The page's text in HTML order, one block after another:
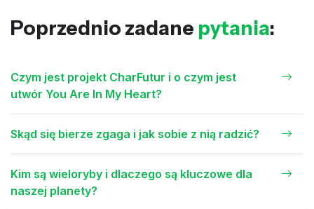
Poprzednio zadane pytania:
Czym jest projekt CharFutur i o czym jest
utwór You Are In My Heart?
Skąd się bierze zgaga i jak sobie z nią radzić?
Kim są wieloryby i dlaczego są kluczowe dla
naszej planety?